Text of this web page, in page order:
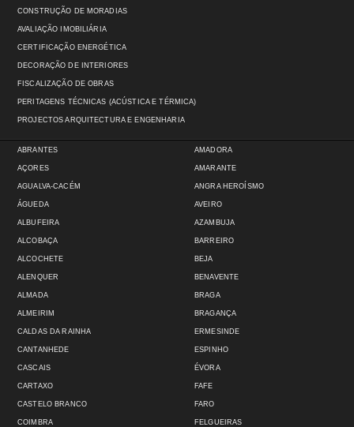
CONSTRUÇÃO DE MORADIAS
AVALIAÇÃO IMOBILIÁRIA
CERTIFICAÇÃO ENERGÉTICA
DECORAÇÃO DE INTERIORES
FISCALIZAÇÃO DE OBRAS
PERITAGENS TÉCNICAS (ACÚSTICA E TÉRMICA)
PROJECTOS ARQUITECTURA E ENGENHARIA
ABRANTES
AÇORES
AGUALVA-CACÉM
ÁGUEDA
ALBUFEIRA
ALCOBAÇA
ALCOCHETE
ALENQUER
ALMADA
ALMEIRIM
AMADORA
AMARANTE
ANGRA HEROÍSMO
AVEIRO
AZAMBUJA
BARREIRO
BEJA
BENAVENTE
BRAGA
BRAGANÇA
CALDAS DA RAINHA
CANTANHEDE
CASCAIS
CARTAXO
CASTELO BRANCO
COIMBRA
ERMESINDE
ESPINHO
ÉVORA
FAFE
FARO
FELGUEIRAS